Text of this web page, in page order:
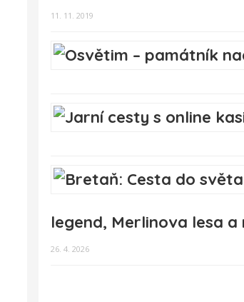
11. 11. 2019
legend, Merlinova lesa
26. 4. 2026